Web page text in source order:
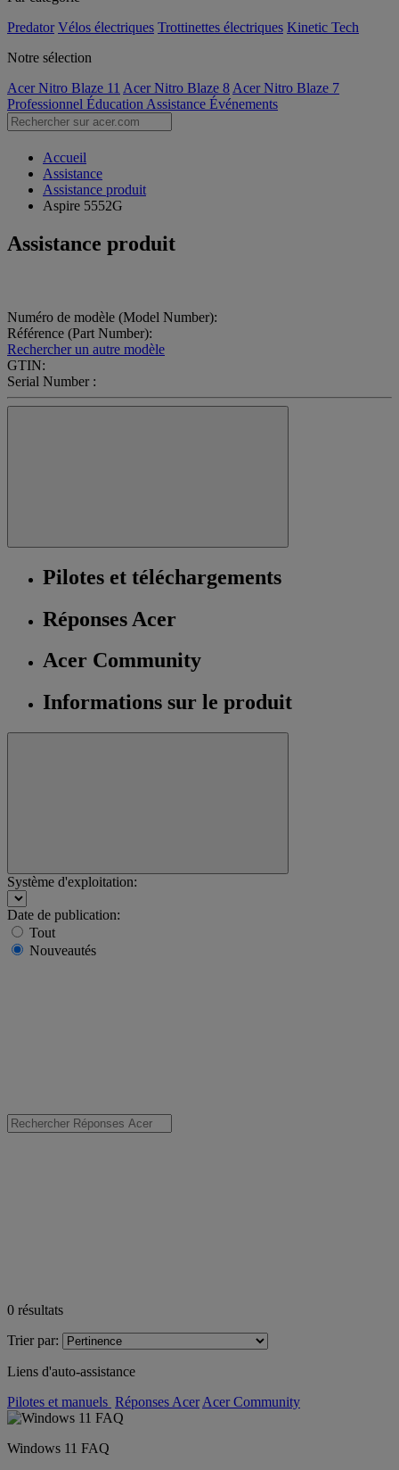
Predator Vélos électriques Trottinettes électriques Kinetic Tech
Notre sélection
Acer Nitro Blaze 11 Acer Nitro Blaze 8 Acer Nitro Blaze 7
Professionnel Éducation Assistance Événements
Accueil
Assistance
Assistance produit
Aspire 5552G
Assistance produit
Numéro de modèle (Model Number):
Référence (Part Number):
Rechercher un autre modèle
GTIN:
Serial Number :
Pilotes et téléchargements
Réponses Acer
Acer Community
Informations sur le produit
Système d'exploitation:
Date de publication:
Tout
Nouveautés
0 résultats
Trier par:
Liens d'auto-assistance
Pilotes et manuels Réponses Acer Acer Community
Windows 11 FAQ